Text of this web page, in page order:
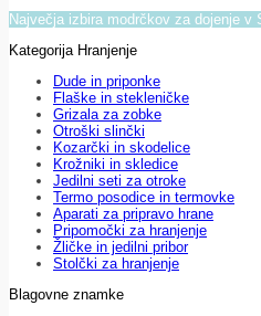
Največja izbira modrčkov za dojenje
Kategorija Hranjenje
Dude in priponke
Flaške in stekleničke
Grizala za zobke
Otroški slinčki
Kozarčki in skodelice
Krožniki in skledice
Jedilni seti za otroke
Termo posodice in termovke
Aparati za pripravo hrane
Pripomočki za hranjenje
Žličke in jedilni pribor
Stolčki za hranjenje
Blagovne znamke